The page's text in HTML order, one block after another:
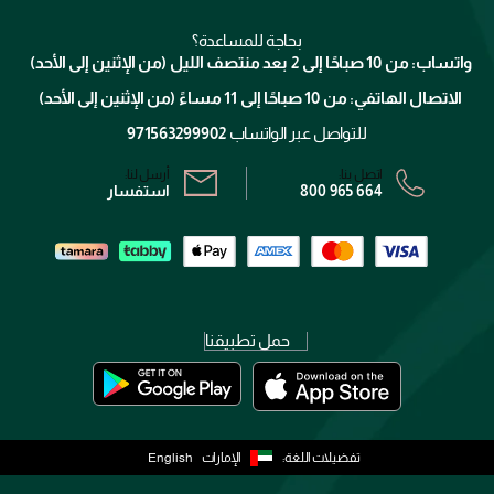
الإرجاع
برنامج الولاء ميوز
الشروط و الأحكام
سياسة الخصوصية
بحاجة للمساعدة؟
واتساب: من 10 صباحًا إلى 2 بعد منتصف الليل (من الإثنين إلى الأحد)
الاتصال الهاتفي: من 10 صباحًا إلى 11 مساءً (من الإثنين إلى الأحد)
للتواصل عبر الواتساب 971563299902
اتصل بنا:
800 965 664
أرسل لنا:
استفسار
حمل تطبيقنا
تفضيلات اللغة: الإمارات English